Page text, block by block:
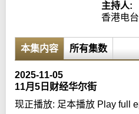
主持人:
香港电
本集内容 所有集数
2025-11-05
11月5日财经华尔街
现正播放: 足本播放 Play full